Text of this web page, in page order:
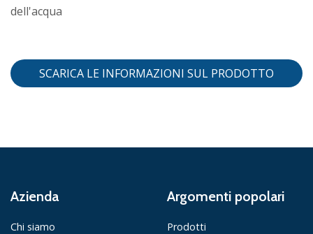
dell'acqua
SCARICA LE INFORMAZIONI SUL PRODOTTO
Azienda
Chi siamo
Argomenti popolari
Prodotti